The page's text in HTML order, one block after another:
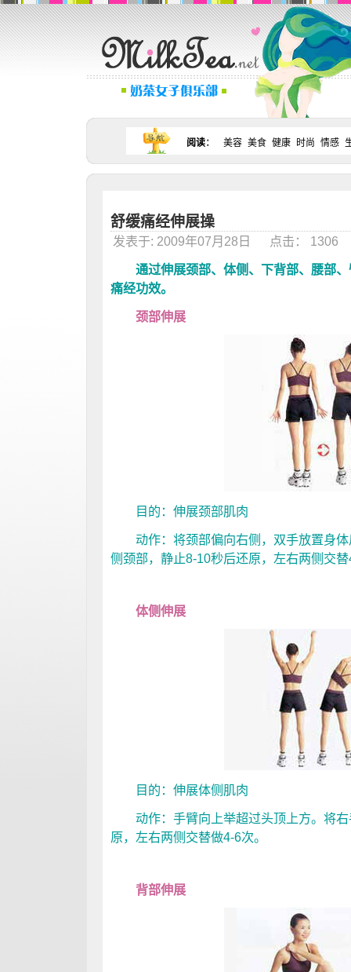
阅读： 美容 美食 健康 时尚 情感
舒缓痛经伸展操
发表于: 2009年07月28日 点击： 1306
通过伸展颈部、体侧、下背部、腰部、
痛经功效。
颈部伸展
目的：伸展颈部肌肉
动作：将颈部偏向右侧，双手放置身体
侧颈部，静止8-10秒后还原，左右两侧交
体侧伸展
目的：伸展体侧肌肉
动作：手臂向上举超过头顶上方。将右
原，左右两侧交替做4-6次。
背部伸展